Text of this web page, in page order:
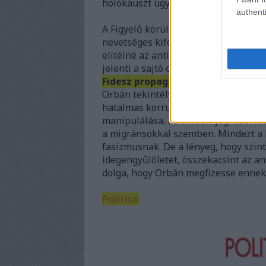
holokauszt ügyében.
A Figyelő körüli botrány nagy
nevetséges kifogással próbálta
elítélné az antiszemitizmust. Mert
jelenti a sajtó cenzúrázását. Azon
Fidesz propagandája uralja az
Orbán tekintélyelvű rendszerének
hatalmas korrupció, a független
manipulálása, az emberi jogi
a migránsokkal szemben. Mindezt
fasizmusnak. De a lényeg, hogy
idegengyűlöletet, összekacsint az
dolga, hogy Orbán megfizesse
Politico